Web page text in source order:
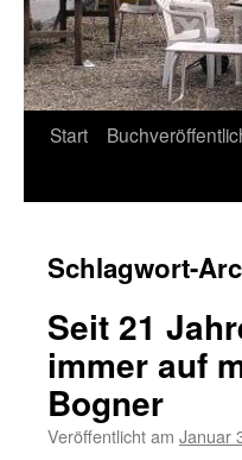
Start
Schlagwort-
Seit 21
immer auf
Bogner
Veröffentlicht am Januar